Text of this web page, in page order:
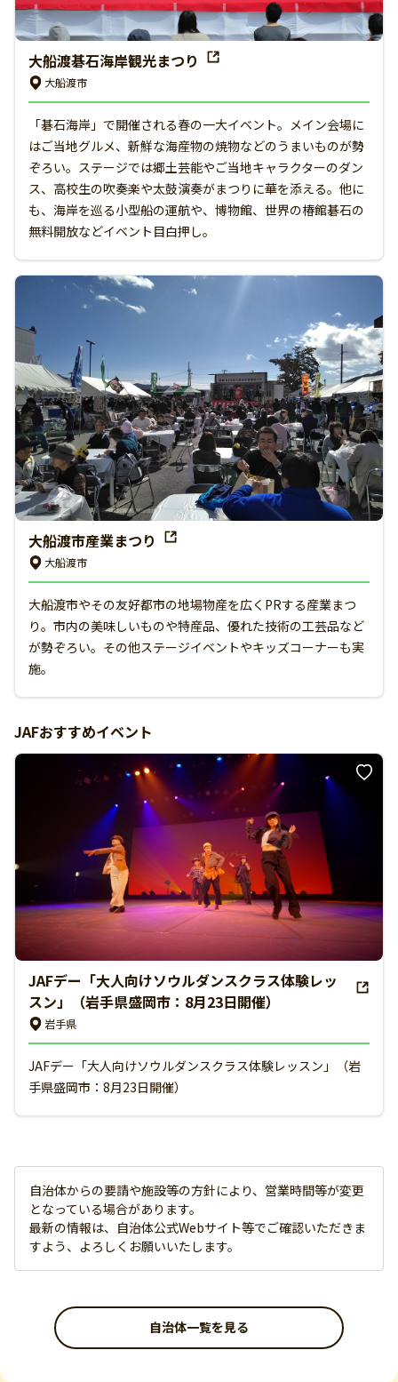
大船渡碁石海岸観光まつり
大船渡市
「碁石海岸」で開催される春の一大イベント。メイン会場に
はご当地グルメ、新鮮な海産物の焼物などのうまいものが勢
ぞろい。ステージでは郷土芸能やご当地キャラクターのダン
ス、高校生の吹奏楽や太鼓演奏がまつりに華を添える。他に
も、海岸を巡る小型船の運航や、博物館、世界の椿館碁石の
無料開放などイベント目白押し。
大船渡市産業まつり
大船渡市
大船渡市やその友好都市の地場物産を広くPRする産業まつ
り。市内の美味しいものや特産品、優れた技術の工芸品など
が勢ぞろい。その他ステージイベントやキッズコーナーも実
施。
JAFおすすめイベント
JAFデー「大人向けソウルダンスクラス体験レッ
スン」（岩手県盛岡市：8月23日開催）
岩手県
JAFデー「大人向けソウルダンスクラス体験レッスン」（岩
手県盛岡市：8月23日開催）
自治体からの要請や施設等の方針により、営業時間等が変更
となっている場合があります。
最新の情報は、自治体公式Webサイト等でご確認いただきま
すよう、よろしくお願いいたします。
自治体一覧を見る